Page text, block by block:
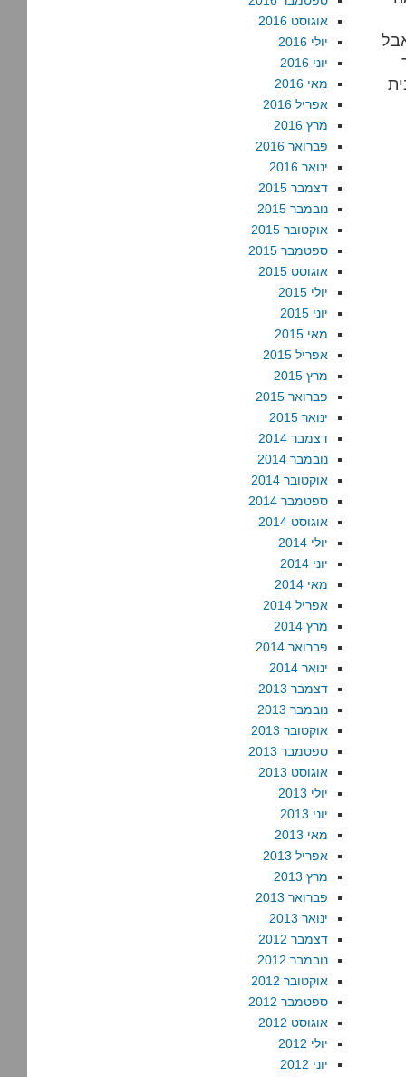
אוגוסט 2016
יולי 2016
יוני 2016
מאי 2016
אפריל 2016
מרץ 2016
פברואר 2016
ינואר 2016
דצמבר 2015
נובמבר 2015
אוקטובר 2015
ספטמבר 2015
אוגוסט 2015
יולי 2015
יוני 2015
מאי 2015
אפריל 2015
מרץ 2015
פברואר 2015
ינואר 2015
דצמבר 2014
נובמבר 2014
אוקטובר 2014
ספטמבר 2014
אוגוסט 2014
יולי 2014
יוני 2014
מאי 2014
אפריל 2014
מרץ 2014
פברואר 2014
ינואר 2014
דצמבר 2013
נובמבר 2013
אוקטובר 2013
ספטמבר 2013
אוגוסט 2013
יולי 2013
יוני 2013
מאי 2013
אפריל 2013
מרץ 2013
פברואר 2013
ינואר 2013
דצמבר 2012
נובמבר 2012
אוקטובר 2012
ספטמבר 2012
אוגוסט 2012
יולי 2012
יוני 2012